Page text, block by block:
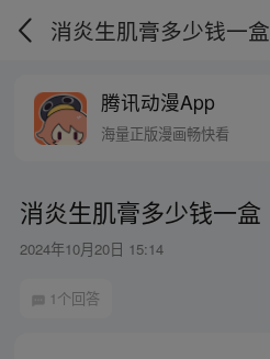
消炎生肌膏多少钱一盒
腾讯动漫App
海量正版漫画畅快看
消炎生肌膏多少钱一盒
2024年10月20日 15:14
1个回答